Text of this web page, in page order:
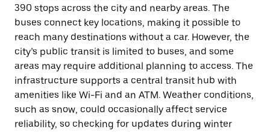
390 stops across the city and nearby areas. The
buses connect key locations, making it possible to
reach many destinations without a car. However, the
city’s public transit is limited to buses, and some
areas may require additional planning to access. The
infrastructure supports a central transit hub with
amenities like Wi-Fi and an ATM. Weather conditions,
such as snow, could occasionally affect service
reliability, so checking for updates during winter